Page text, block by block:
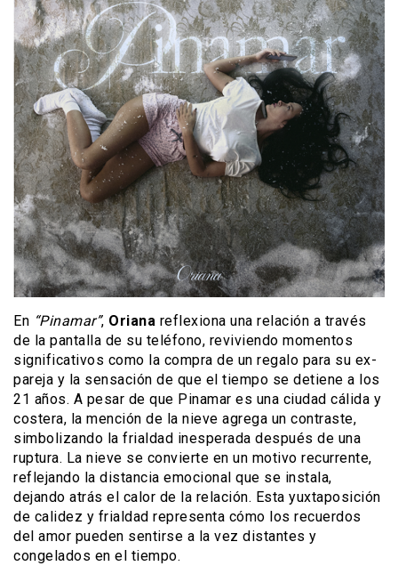
En “Pinamar”, Oriana reflexiona una relación a través
de la pantalla de su teléfono, reviviendo momentos
significativos como la compra de un regalo para su ex-
pareja y la sensación de que el tiempo se detiene a los
21 años. A pesar de que Pinamar es una ciudad cálida y
costera, la mención de la nieve agrega un contraste,
simbolizando la frialdad inesperada después de una
ruptura. La nieve se convierte en un motivo recurrente,
reflejando la distancia emocional que se instala,
dejando atrás el calor de la relación. Esta yuxtaposición
de calidez y frialdad representa cómo los recuerdos
del amor pueden sentirse a la vez distantes y
congelados en el tiempo.